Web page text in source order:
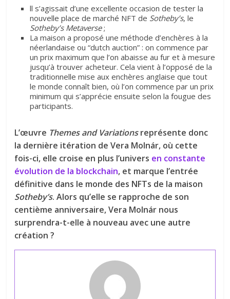
ll s’agissait d’une excellente occasion de tester la
nouvelle place de marché NFT de Sotheby’s, le
Sotheby’s Metaverse;
La maison a proposé une méthode d’enchères à la
néerlandaise ou “dutch auction” : on commence par
un prix maximum que l’on abaisse au fur et à mesure
jusqu’à trouver acheteur. Cela vient à l’opposé de la
traditionnelle mise aux enchères anglaise que tout
le monde connaît bien, où l’on commence par un prix
minimum qui s’apprécie ensuite selon la fougue des
participants.
L’œuvre Themes and Variationsreprésente donc
la dernière itération de Vera Molnár, où cette
fois-ci, elle croise en plus l’univers en constante
évolution de la blockchain, et marque l’entrée
définitive dans le monde des NFTs de la maison
Sotheby’s. Alors qu’elle se rapproche de son
centième anniversaire, Vera Molnár nous
surprendra-t-elle à nouveau avec une autre
création ?